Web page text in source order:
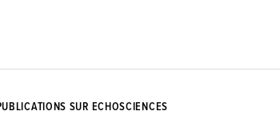
SUR ECHOSCIENCES